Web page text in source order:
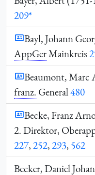
209*
Bayl, Johann
AppGerMainkreis
Beaumont, Marc
franz. General480
Becke, Franz
2. Direktor,
227,252,293, 562
Becker, Daniel